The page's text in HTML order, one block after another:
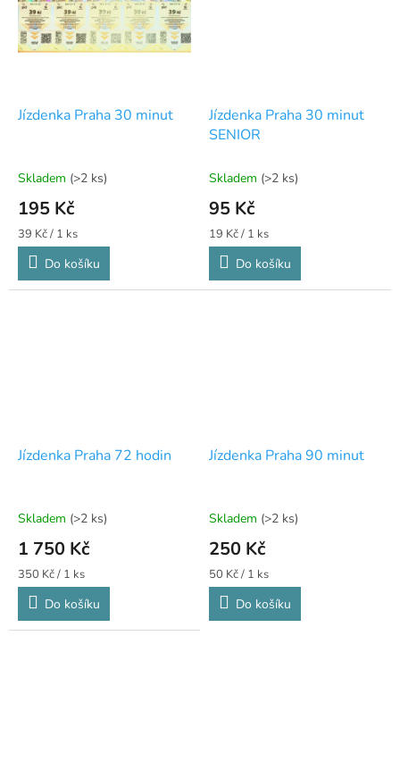
Jízdenka Praha 30 minut
Skladem (>2 ks)
195 Kč
Měrná
cena:
39 Kč / 1 ks
Do košíku
Jízdenka Praha 30 minut
SENIOR
Skladem (>2 ks)
95 Kč
Měrná
cena:
19 Kč / 1 ks
Do košíku
Jízdenka Praha 72 hodin
Skladem (>2 ks)
1 750 Kč
Měrná
cena:
350 Kč / 1 ks
Do košíku
Jízdenka Praha 90 minut
Skladem (>2 ks)
250 Kč
Měrná
cena:
50 Kč / 1 ks
Do košíku